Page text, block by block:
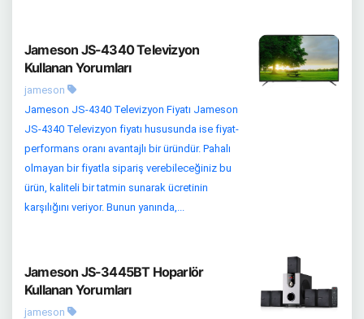
Jameson JS-4340 Televizyon
Kullanan Yorumları
jameson
Jameson JS-4340 Televizyon Fiyatı Jameson
JS-4340 Televizyon fiyatı hususunda ise fiyat-
performans oranı avantajlı bir üründür. Pahalı
olmayan bir fiyatla sipariş verebileceğiniz bu
ürün, kaliteli bir tatmin sunarak ücretinin
karşılığını veriyor. Bunun yanında,...
Jameson JS-3445BT Hoparlör
Kullanan Yorumları
jameson